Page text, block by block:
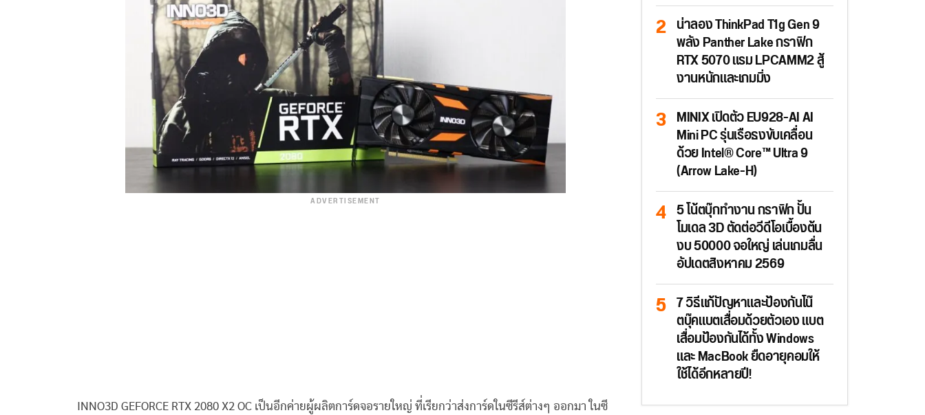
ADVERTISEMENT
INNO3D GEFORCE RTX 2080 X2 OC เป็นอีกค่ายผู้ผลิตการ์ดจอรายใหญ่ ที่เรียกว่าส่งการ์ดในซีรีส์ต่างๆ ออกมา ในซี
น่าลอง ThinkPad T1g Gen 9
พลัง Panther Lake กราฟิก
RTX 5070 แรม LPCAMM2 สู้
งานหนักและเกมมิ่ง
MINIX เปิดตัว EU928-AI AI
Mini PC รุ่นเรือธงขับเคลื่อน
ด้วย Intel® Core™ Ultra 9
(Arrow Lake-H)
5 โน้ตบุ๊กทำงาน กราฟิก ปั้น
โมเดล 3D ตัดต่อวีดีโอเบื้องต้น
งบ 50000 จอใหญ่ เล่นเกมลื่น
อัปเดตสิงหาคม 2569
7 วิธีแก้ปัญหาและป้องกันโน๊
ตบุ๊คแบตเสื่อมด้วยตัวเอง แบต
เสื่อมป้องกันได้ทั้ง Windows
และ MacBook ยืดอายุคอมให้
ใช้ได้อีกหลายปี!